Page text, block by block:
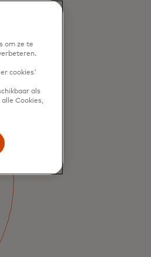
om ze te
cookies'
als
Cookies,